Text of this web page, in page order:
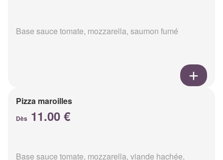
Base sauce tomate, mozzarella, saumon fumé
Pizza maroilles
Dès 11.00 €
Base sauce tomate, mozzarella, viande hachée,